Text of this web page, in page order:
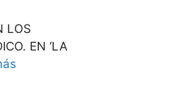
LOS
EN ‘LA